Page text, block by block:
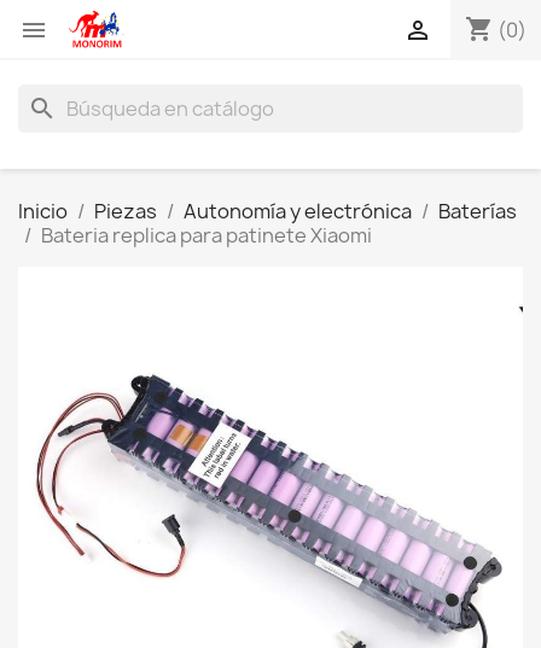
 shopping_cart (0)

search
Inicio Piezas Autonomía y electrónica
Baterías
Bateria replica para patinete Xiaomi